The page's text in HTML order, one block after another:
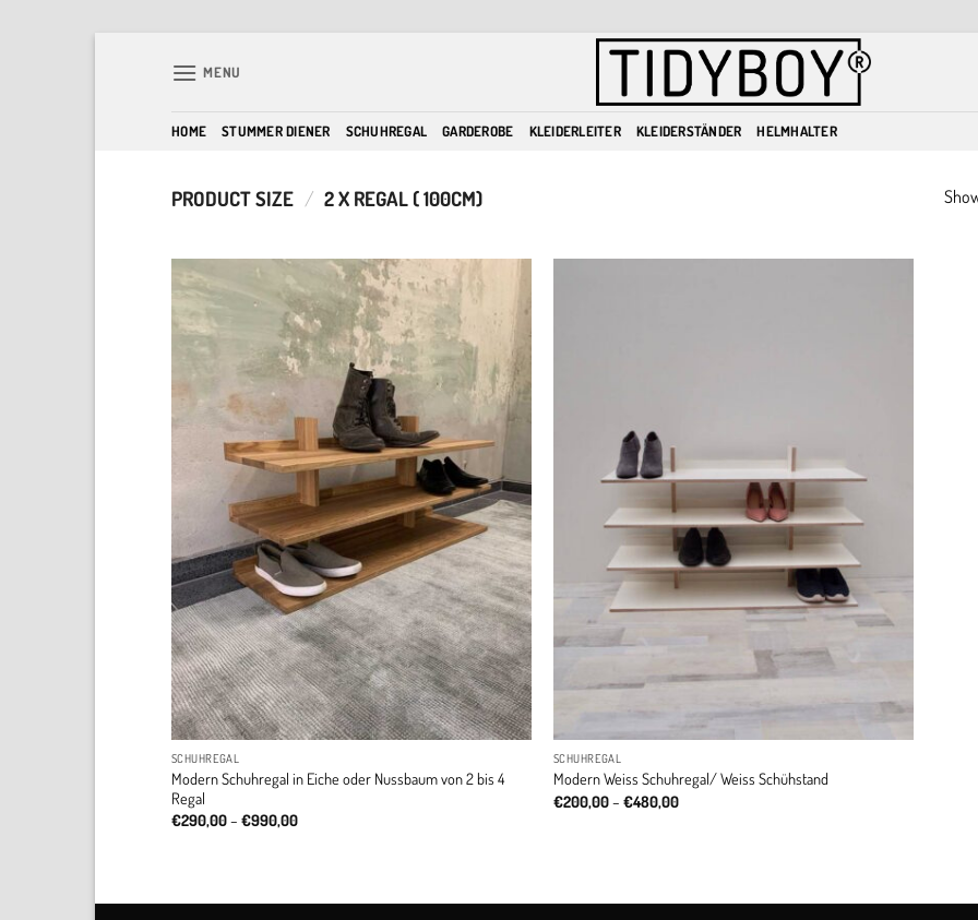
MENU
HOME STUMMER DIENER SCHUHREGAL GARDEROBE KLEIDERLEITER KLEIDERSTÄNDER HELMHALTER
PRODUCT SIZE / 2 X REGAL ( 100CM)
Add to
SCHUHREGAL
Modern Schuhregal in Eiche oder Nussbaum von 2 bis 4
Regal
€290,00– €990,00Price
SCHUHREGAL
Modern Weiss Schuhregal/ Weiss Schühstand
€200,00– €480,00Price